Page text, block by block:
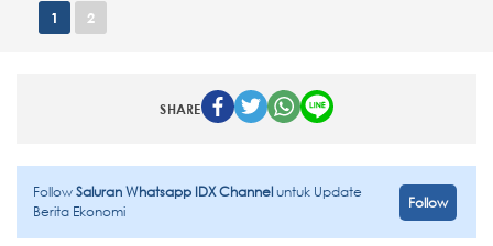
1 2
SHARE
FollowSaluran Whatsapp IDX Channeluntuk Update
Berita Ekonomi
Follow